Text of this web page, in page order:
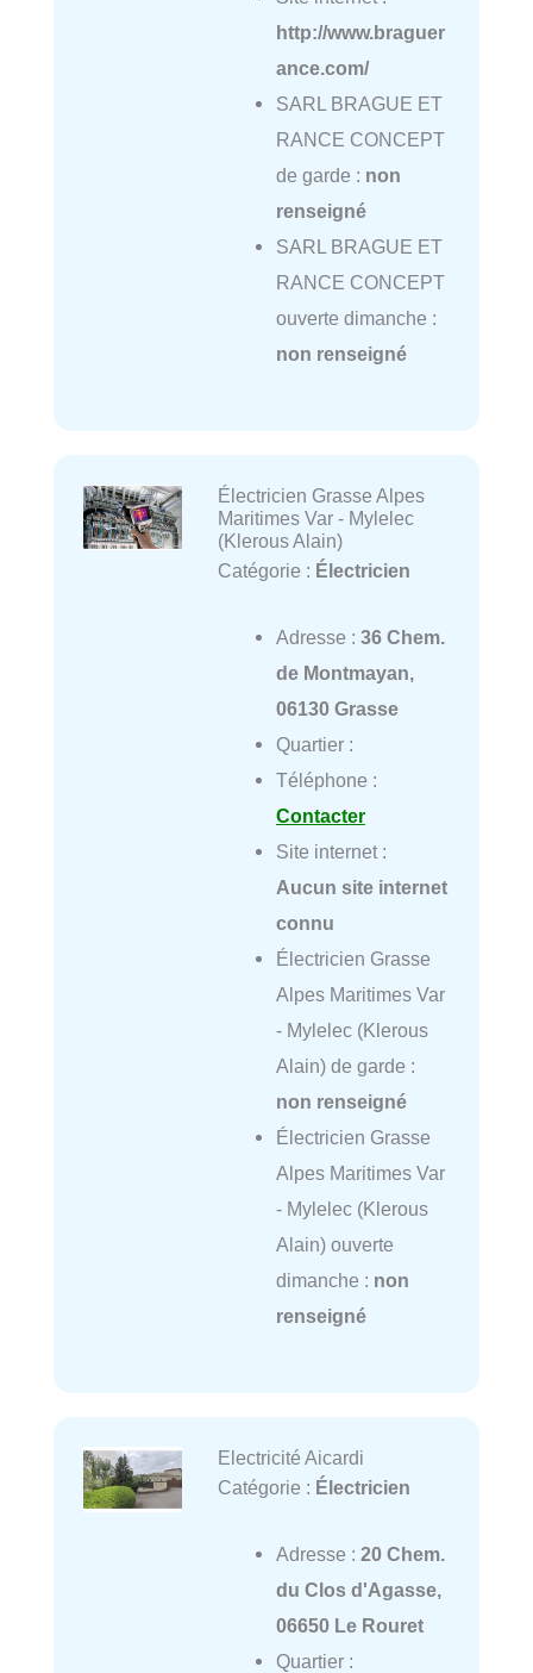
http://www.braguer
ance.com/
SARL BRAGUE ET
RANCE CONCEPT
de garde : non
renseigné
SARL BRAGUE ET
RANCE CONCEPT
ouverte dimanche :
non renseigné
Électricien Grasse Alpes
Maritimes Var - Mylelec
(Klerous Alain)
Catégorie : Électricien
Adresse : 36 Chem.
de Montmayan,
06130 Grasse
Quartier :
Téléphone :
Contacter
Site internet :
Aucun site internet
connu
Électricien Grasse
Alpes Maritimes Var
- Mylelec (Klerous
Alain) de garde :
non renseigné
Électricien Grasse
Alpes Maritimes Var
- Mylelec (Klerous
Alain) ouverte
dimanche : non
renseigné
Electricité Aicardi
Catégorie : Électricien
Adresse : 20 Chem.
du Clos d'Agasse,
06650 Le Rouret
Quartier :